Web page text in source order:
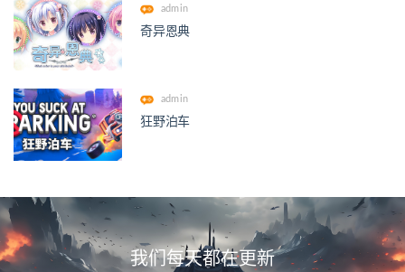
admin
奇异恩典
admin
狂野泊车
我们每天都在更新